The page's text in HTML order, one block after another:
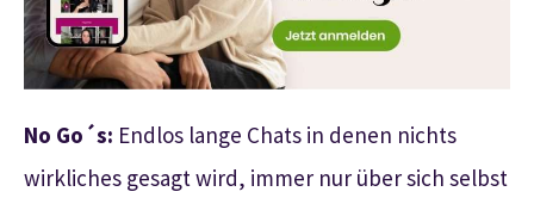
No Go´s: Endlos lange Chats in denen nichts
wirkliches gesagt wird, immer nur über sich selbst